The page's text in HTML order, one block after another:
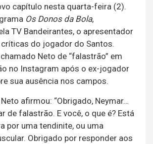
capítulo nesta quarta-feira (2).
Os Donos da Bola,
TV Bandeirantes, o apresentador
do jogador do Santos.
Neto de “falastrão” em
no Instagram após o ex-jogador
sua ausência nos campos.
afirmou: “Obrigado, Neymar…
de falastrão. E você, o que é? Está
por uma tendinite, ou uma
Obrigado por responder aos